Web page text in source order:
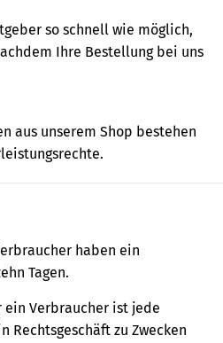
so schnell wie möglich,
Ihre Bestellung bei uns
aus unserem Shop bestehen
haben ein
Tagen.
Verbraucher ist jede
Rechtsgeschäft zu Zwecken